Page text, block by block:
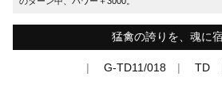
猛禽の誇りを、魂に宿
G-TD11/018 TD